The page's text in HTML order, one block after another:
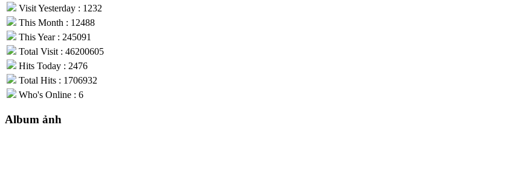
Visit Yesterday : 1232
This Month : 12488
This Year : 245091
Total Visit : 46200605
Hits Today : 2476
Total Hits : 1706932
Who's Online : 6
Album ảnh